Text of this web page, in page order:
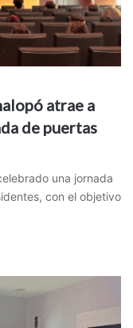
atrae a
de puertas
una jornada
con el objetivo